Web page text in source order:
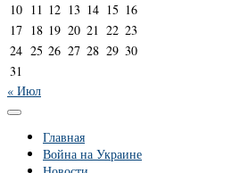
10 11 12 13 14 15 16
17 18 19 20 21 22 23
24 25 26 27 28 29 30
31
« Июл
Главная
Война на Украине